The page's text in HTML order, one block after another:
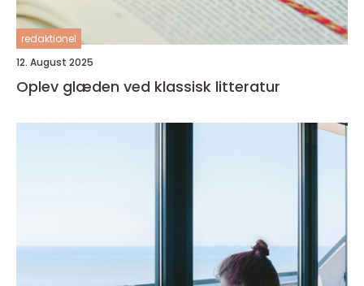
redaktionel
12. August 2025
Oplev glæden ved klassisk litteratur